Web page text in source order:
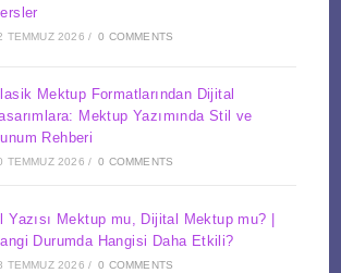
TEMMUZ 2026 / 0 COMMENTS
Mektup Formatlarından Dijital
Mektup Yazımında Stil ve
Rehberi
TEMMUZ 2026 / 0 COMMENTS
Yazısı Mektup mu, Dijital Mektup mu? |
Durumda Hangisi Daha Etkili?
TEMMUZ 2026 / 0 COMMENTS